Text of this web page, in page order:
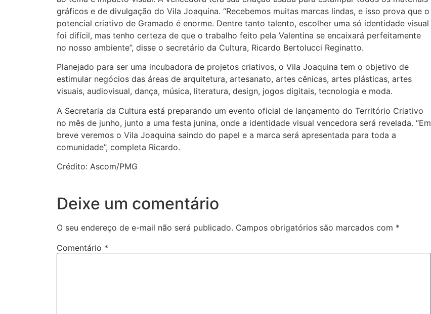
gráficos e de divulgação do Vila Joaquina. “Recebemos muitas marcas lindas, e isso prova que o
potencial criativo de Gramado é enorme. Dentre tanto talento, escolher uma só identidade visual
foi difícil, mas tenho certeza de que o trabalho feito pela Valentina se encaixará perfeitamente
no nosso ambiente”, disse o secretário da Cultura, Ricardo Bertolucci Reginatto.
Planejado para ser uma incubadora de projetos criativos, o Vila Joaquina tem o objetivo de
estimular negócios das áreas de arquitetura, artesanato, artes cênicas, artes plásticas, artes
visuais, audiovisual, dança, música, literatura, design, jogos digitais, tecnologia e moda.
A Secretaria da Cultura está preparando um evento oficial de lançamento do Território Criativo
no mês de junho, junto a uma festa junina, onde a identidade visual vencedora será revelada. “Em
breve veremos o Vila Joaquina saindo do papel e a marca será apresentada para toda a
comunidade”, completa Ricardo.
Crédito: Ascom/PMG
Deixe um comentário
O seu endereço de e-mail não será publicado. Campos obrigatórios são marcados com *
Comentário *